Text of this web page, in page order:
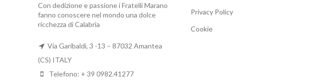
Con dedizione e passione i Fratelli Marano
fanno conoscere nel mondo una dolce
ricchezza di Calabria
Via Garibaldi, 3 -13 – 87032 Amantea
(CS) ITALY
Telefono: + 39 0982.41277
Privacy Policy
Cookie